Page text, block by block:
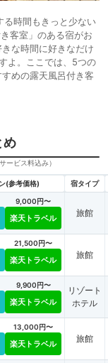
る時間もきっと少ない
客室」のある宿がお
な時間に好きなだけ
よ。ここでは、5つの
めの露天風呂付き客
め
ービス料込み）
(参考価格) 宿タイプ
9,000円〜
楽天トラベル 旅館
21,500円〜
楽天トラベル 旅館
9,900円〜
楽天トラベル
リゾート
ホテル
13,000円〜
楽天トラベル 旅館